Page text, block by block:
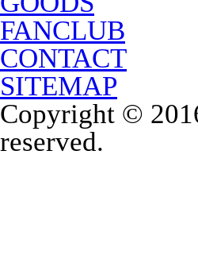
FANCLUB
CONTACT
SITEMAP
Copyright ©
reserved.